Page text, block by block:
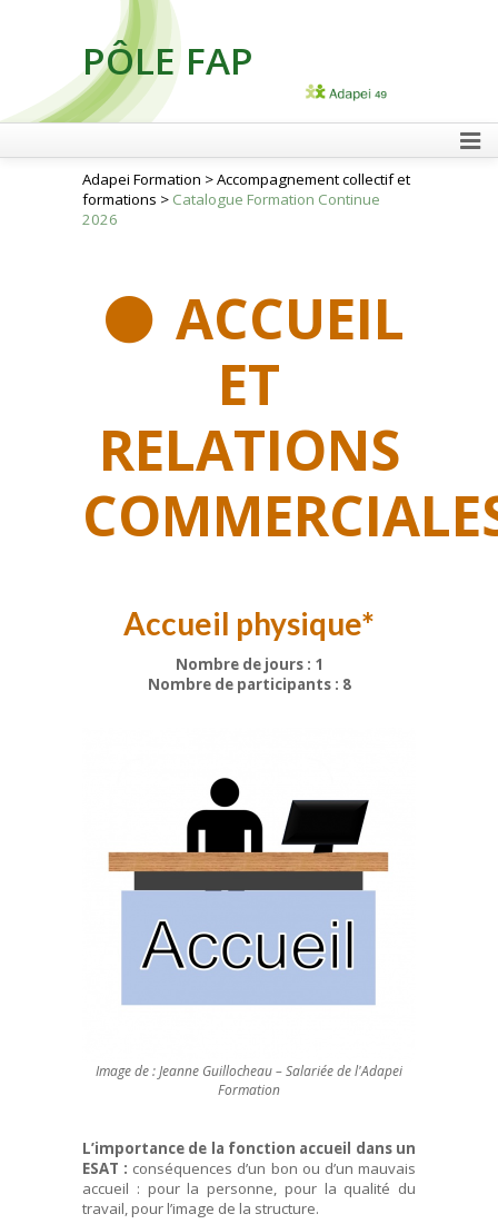
PÔLE FAP
FAIRE UN DON
Adapei Formation >Accompagnement collectif et
formations > Catalogue Formation Continue
2026
ACCUEIL
ET
RELATIONS
Accueil physique*
Nombre de jours : 1
Nombre de participants : 8
Image de : Jeanne Guillocheau – Salariée de l'Adapei
Formation
L’importance de la fonction accueil dans un
ESAT : conséquences d’un bon ou d’un mauvais
accueil : pour la personne, pour la qualité du
travail, pour l’image de la structure.